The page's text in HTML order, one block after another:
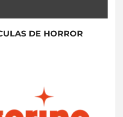
DE HORROR